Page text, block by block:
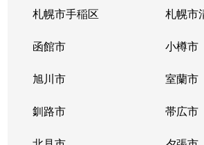
札幌市手稲区 札幌市
函館市 小樽市
旭川市 室蘭市
釧路市 帯広市